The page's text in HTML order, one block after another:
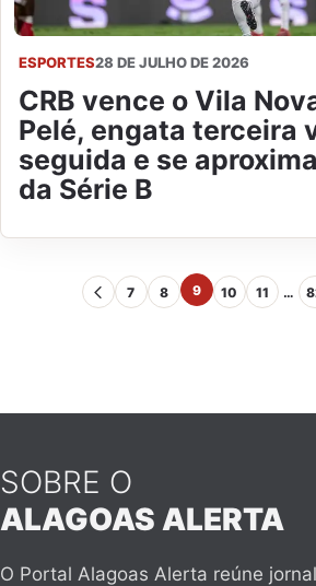
ESPORTES28 DE JULHO DE 2026
CRB vence o Vila
Pelé, engata terceira
seguida e se
da Série B
7 8 9 10 11 …
SOBRE O
ALAGOAS ALERTA
O Portal Alagoas Alerta reúne